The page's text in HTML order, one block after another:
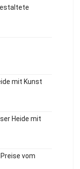
mit Kunst
Heide mit
vom